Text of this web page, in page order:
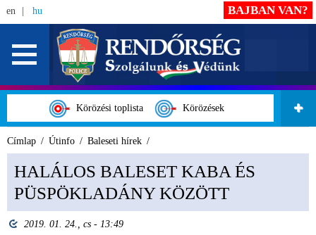
en hu
Körözési toplista Körözések
BAJBAN VAN?
Címlap Útinfo Baleseti hírek
HALÁLOS BALESET KABA ÉS
PÜSPÖKLADÁNY KÖZÖTT
2019. 01. 24., cs - 13:49